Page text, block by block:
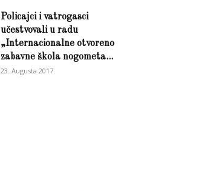
Policajci i vatrogasci
učestvovali u radu
„Internacionalne otvoreno
zabavne škola nogometa...
23. Augusta 2017.